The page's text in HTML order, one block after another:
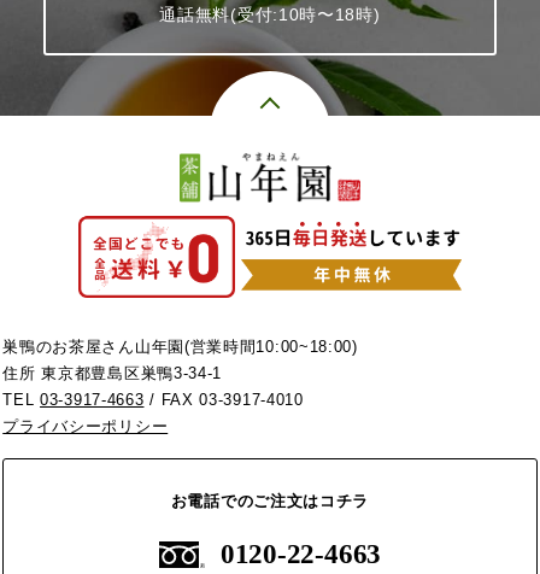
通話無料(受付:10時〜18時)
巣鴨のお茶屋さん山年園(営業時間10:00~18:00)
住所 東京都豊島区巣鴨3-34-1
TEL03-3917-4663 / FAX 03-3917-4010
プライバシーポリシー
お電話でのご注文はコチラ
0120-22-4663